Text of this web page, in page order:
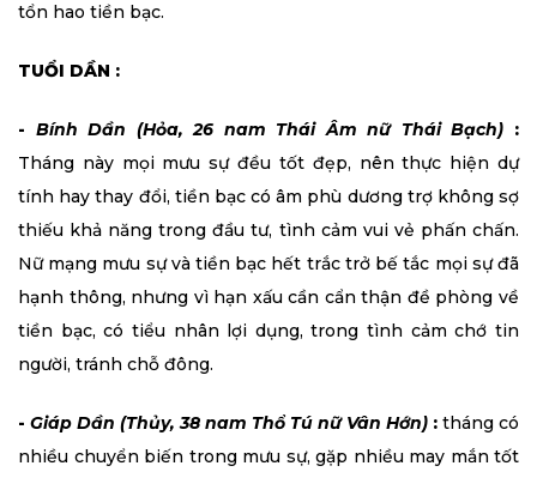
tổn hao tiền bạc.
TUỔI DẦN :
- Bính Dần (Hỏa, 26 nam Thái Âm nữ Thái Bạch) :
Tháng này mọi mưu sự đều tốt đẹp, nên thực hiện dự
tính hay thay đổi, tiền bạc có âm phù dương trợ không sợ
thiếu khả năng trong đầu tư, tình cảm vui vẻ phấn chấn.
Nữ mạng mưu sự và tiền bạc hết trắc trở bế tắc mọi sự đã
hạnh thông, nhưng vì hạn xấu cần cẩn thận đề phòng về
tiền bạc, có tiểu nhân lợi dụng, trong tình cảm chớ tin
người, tránh chỗ đông.
- Giáp Dần (Thủy, 38 nam Thổ Tú nữ Vân Hớn) : tháng có
nhiều chuyển biến trong mưu sự, gặp nhiều may mắn tốt